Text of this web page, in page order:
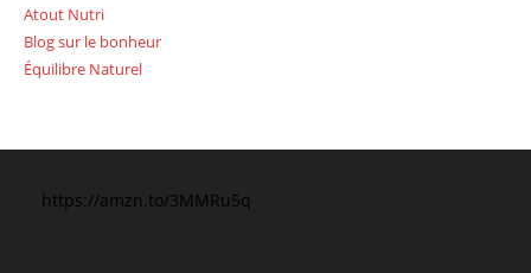
Atout Nutri
Blog sur le bonheur
Équilibre Naturel
https://amzn.to/3MMRu5q